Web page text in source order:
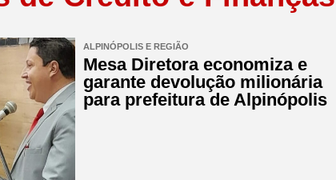
ALPINÓPOLIS E REGIÃO
Mesa Diretora economiza e
garante devolução milionária
para prefeitura de Alpinópolis